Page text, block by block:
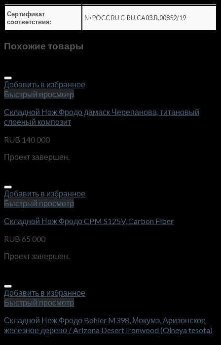
Сертификат
соответствия:
№ POCC RU C-RU.CA03.B.00852/19
Похожие товары
Добавить в избранное
Быстрый просмотр
Складной Нож Фродо дамаск Черепанова, титановый
слоеный композит
RUB 140 000
Проект завершен.
Добавить в избранное
Быстрый просмотр
Складной Нож Фродо CPM S125V, Carbon Fiber
RUB 65 000
Проект завершен.
Добавить в избранное
Быстрый просмотр
Складной Нож Фродо Bohler M398, Мокумэ, Аризонское
железное дерево / Arizona Desert Ironwood (Olneya tesota)